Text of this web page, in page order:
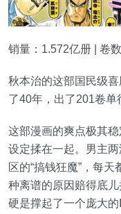
销量：1.572亿册 | 卷
秋本治的这部国民级
了40年，出了201卷单
这部漫画的爽点极其
设定揉在一起。男主
区的“搞钱狂魔”，每
种离谱的原因赔得底
硬是撑起了一个庞大的